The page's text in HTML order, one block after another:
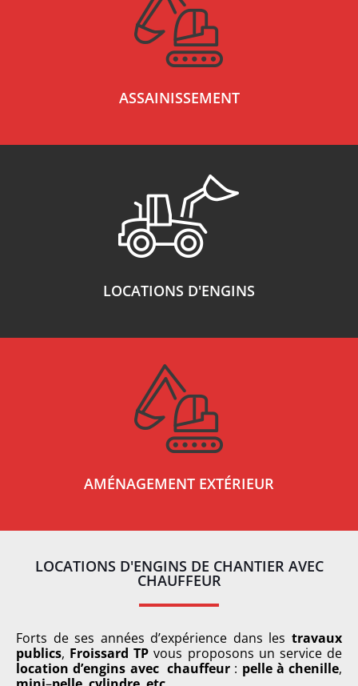
ASSAINISSEMENT
LOCATIONS D'ENGINS
AMÉNAGEMENT EXTÉRIEUR
LOCATIONS D'ENGINS DE CHANTIER AVEC
CHAUFFEUR
Forts de ses années d’expérience dans les travaux
publics, Froissard TP vous proposons un service de
location d’engins avec chauffeur : pelle à chenille,